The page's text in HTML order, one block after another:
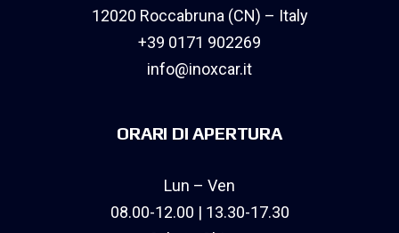
12020 Roccabruna (CN) – Italy
+39 0171 902269
info@inoxcar.it
ORARI DI APERTURA
Lun – Ven
08.00-12.00 | 13.30-17.30